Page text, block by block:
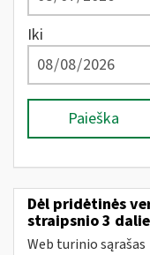
Iki
Paieška
Dėl pridėtinės
straipsnio 3
Web turinio sąrašas